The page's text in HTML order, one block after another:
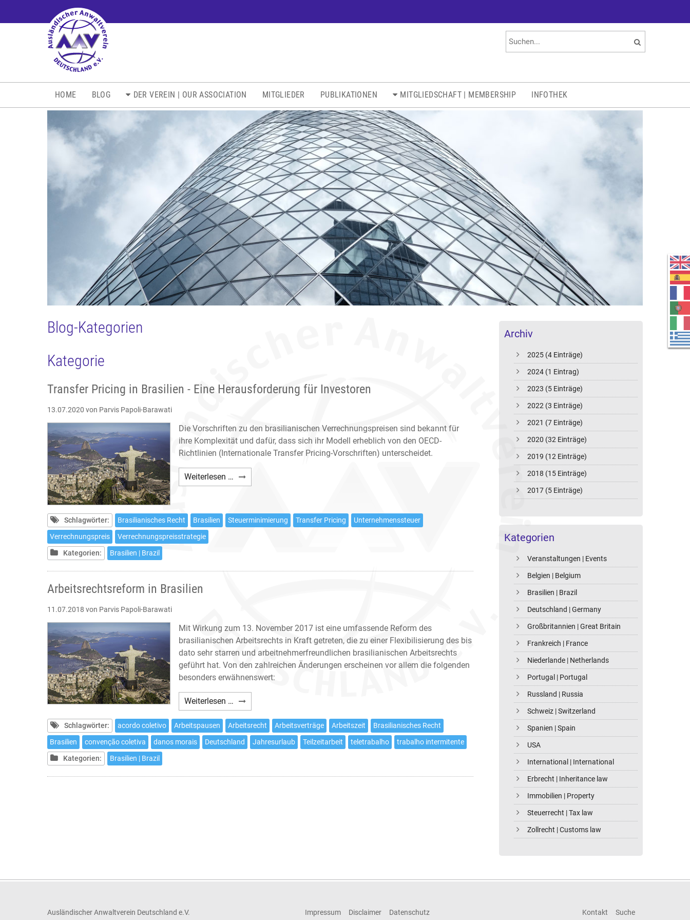
HOME BLOG DER VEREIN | OUR ASSOCIATION MITGLIEDER PUBLIKATIONEN MITGLIEDSCHAFT | MEMBERSHIP INFOTHEK
Archiv
2025 (4 Einträge)
2024 (1 Eintrag)
2023 (5 Einträge)
2022 (3 Einträge)
2021 (7 Einträge)
2020 (32 Einträge)
2019 (12 Einträge)
2018 (15 Einträge)
2017 (5 Einträge)
Kategorien
Veranstaltungen | Events
Belgien | Belgium
Brasilien | Brazil
Deutschland | Germany
Großbritannien | Great Britain
Frankreich | France
Niederlande | Netherlands
Portugal | Portugal
Russland | Russia
Schweiz | Switzerland
Spanien | Spain
USA
International | International
Erbrecht | Inheritance law
Immobilien | Property
Steuerrecht | Tax law
Zollrecht | Customs law
Blog-Kategorien
Kategorie
Transfer Pricing in Brasilien - Eine Herausforderung für Investoren
13.07.2020 von Parvis Papoli-Barawati
Die Vorschriften zu den brasilianischen Verrechnungspreisen sind bekannt für
ihre Komplexität und dafür, dass sich ihr Modell erheblich von den OECD-
Richtlinien (Internationale Transfer Pricing-Vorschriften) unterscheidet.
Weiterlesen … Transfer
Pricing
Brasilien
-
Investoren
Schlagwörter: Brasilianisches Recht Brasilien Steuerminimierung Transfer Pricing
Unternehmenssteuer
Verrechnungspreis
Verrechnungspreisstrategie
Kategorien:
Brasilien | Brazil
Arbeitsrechtsreform in Brasilien
11.07.2018 von Parvis Papoli-Barawati
Mit Wirkung zum 13. November 2017 ist eine umfassende Reform des
brasilianischen Arbeitsrechts in Kraft getreten, die zu einer Flexibilisierung des bis
dato sehr starren und arbeitnehmerfreundlichen brasilianischen Arbeitsrechts
geführt hat. Von den zahlreichen Änderungen erscheinen vor allem die folgenden
besonders erwähnenswert:
Weiterlesen … Arbeitsrechtsreform
in
Brasilien
Schlagwörter: acordo coletivo Arbeitspausen Arbeitsrecht Arbeitsverträge Arbeitszeit
Brasilianisches Recht
Brasilien
convenção coletiva danos morais Deutschland Jahresurlaub Teilzeitarbeit teletrabalho
trabalho intermitente
Kategorien:
Brasilien | Brazil
Ausländischer Anwaltverein Deutschland e.V.
Impressum Disclaimer Datenschutz Kontakt Suche